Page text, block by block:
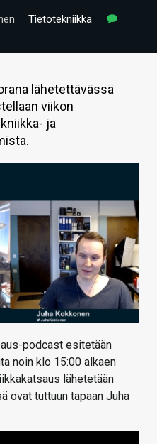
Tietotekniikka
lähetettävässä
viikon
ja
podcast esitetään
noin klo 15:00 alkaen
lähetetään
ovat tuttuun tapaan Juha